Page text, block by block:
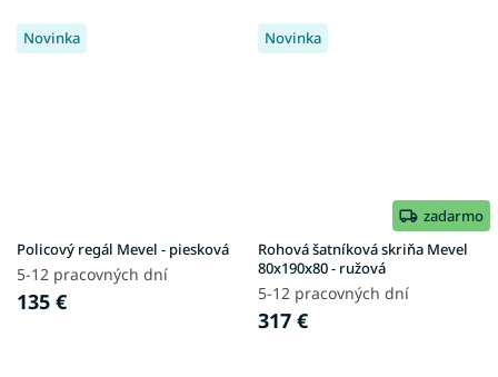
Novinka
Policový regál Mevel - piesková
5-12 pracovných dní
135 €
Novinka
zadarmo
Rohová šatníková skriňa Mevel
80x190x80 - ružová
5-12 pracovných dní
317 €